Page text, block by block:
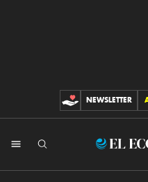
CONTRIBUCIONES
NEWSLETTER